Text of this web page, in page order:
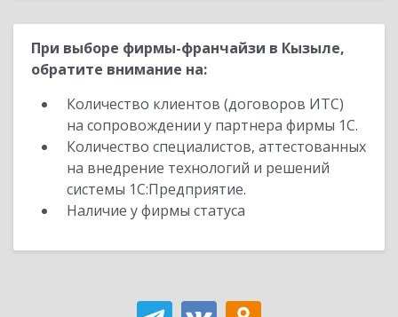
При выборе фирмы-франчайзи в Кызыле,
обратите внимание на:
Количество клиентов (договоров ИТС)
на сопровождении у партнера фирмы 1С.
Количество специалистов, аттестованных
на внедрение технологий и решений
системы 1С:Предприятие.
Наличие у фирмы статуса